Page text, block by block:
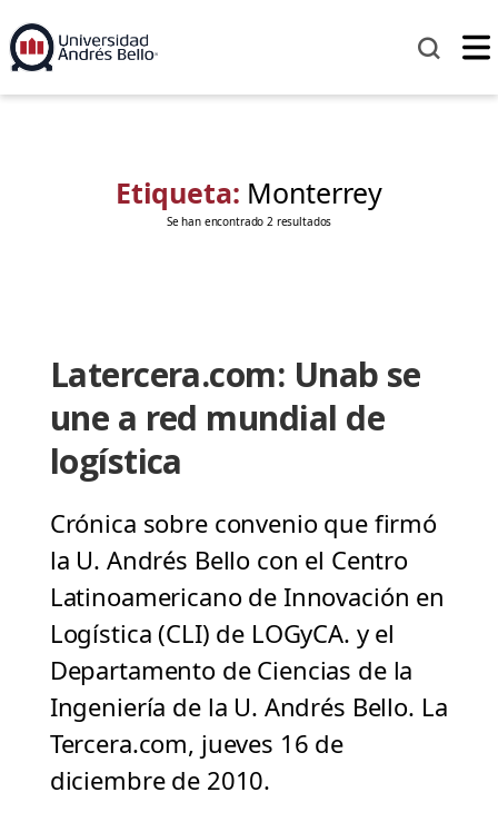
Etiqueta: Monterrey
Se han encontrado 2 resultados
Latercera.com: Unab se
une a red mundial de
logística
Crónica sobre convenio que firmó
la U. Andrés Bello con el Centro
Latinoamericano de Innovación en
Logística (CLI) de LOGyCA. y el
Departamento de Ciencias de la
Ingeniería de la U. Andrés Bello. La
Tercera.com, jueves 16 de
diciembre de 2010.